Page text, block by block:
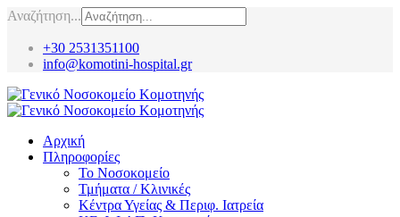
Αναζήτηση...
+30 2531351100
info@komotini-hospital.gr
Αρχική
Πληροφορίες
Το Νοσοκομείο
Τμήματα / Κλινικές
Κέντρα Υγείας & Περιφ. Ιατρεία